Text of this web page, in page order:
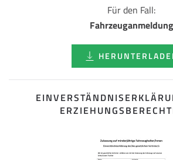
Für den Fall:
Fahrzeuganmeldung